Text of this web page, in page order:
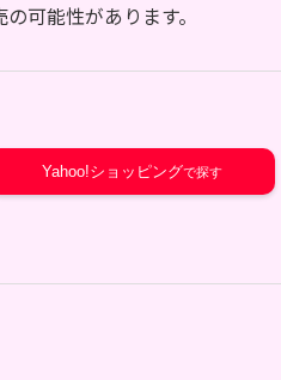
可能性があります。
Yahoo!ショッピング